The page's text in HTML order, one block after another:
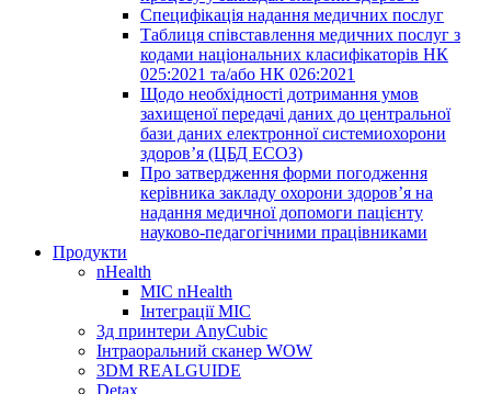
Специфікація надання медичних послуг
Таблиця співставлення медичних послуг з
кодами національних класифікаторів НК
025:2021 та/або НК 026:2021
Щодо необхідності дотримання умов
захищеної передачі даних до центральної
бази даних електронної системиохорони
здоров’я (ЦБД ЕСОЗ)
Про затвердження форми погодження
керівника закладу охорони здоров’я на
надання медичної допомоги пацієнту
науково-педагогічними працівниками
Продукти
nHealth
МІС nHealth
Інтеграції МІС
3д принтери AnyCubic
Інтраоральний сканер WOW
3DM REALGUIDE
Detax